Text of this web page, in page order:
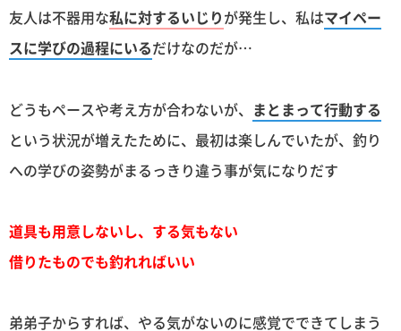
友人は不器用な私に対するいじりが発生し、私はマイペー
スに学びの過程にいるだけなのだが…
どうもペースや考え方が合わないが、 まとまって行動する
という状況が増えたために、最初は楽しんでいたが、釣り
への学びの姿勢がまるっきり違う事が気になりだす
道具も用意しないし、する気もない
借りたものでも釣れればいい
弟弟子からすれば、やる気がないのに感覚でできてしまう